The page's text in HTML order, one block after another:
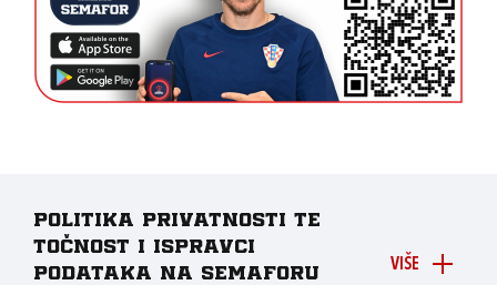
VIŠE
Politika privatnosti te
točnost i ispravci
podataka na Semaforu